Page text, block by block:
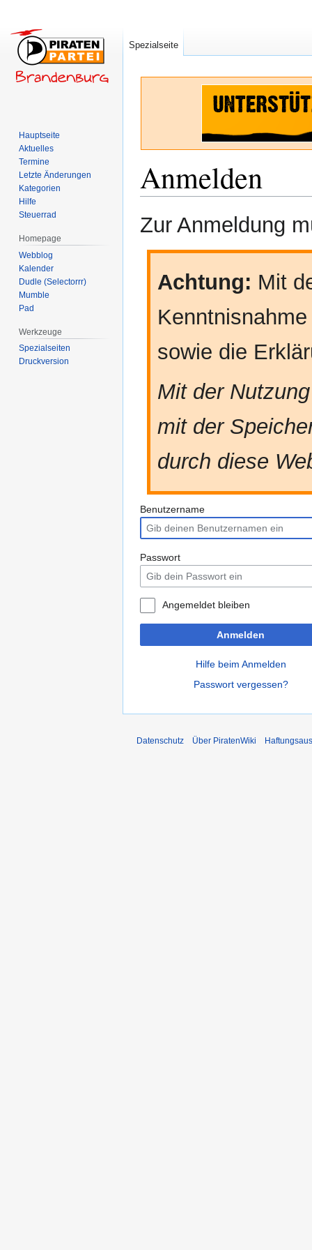
Anmelden
Navigation
Suche
Zur Anmeldung
Achtung: Mit
sowie die
Mit der
mit der
durch diese
Benutzername
Passwort
Angemeldet bleiben
Anmelden
Hilfe beim Anmelden
Passwort vergessen?
Spezialseite
Hauptseite
Aktuelles
Termine
Letzte Änderungen
Kategorien
Hilfe
Steuerrad
Homepage
Webblog
Kalender
Dudle (Selectorrr)
Mumble
Pad
Werkzeuge
Spezialseiten
Druckversion
Datenschutz Über PiratenWiki